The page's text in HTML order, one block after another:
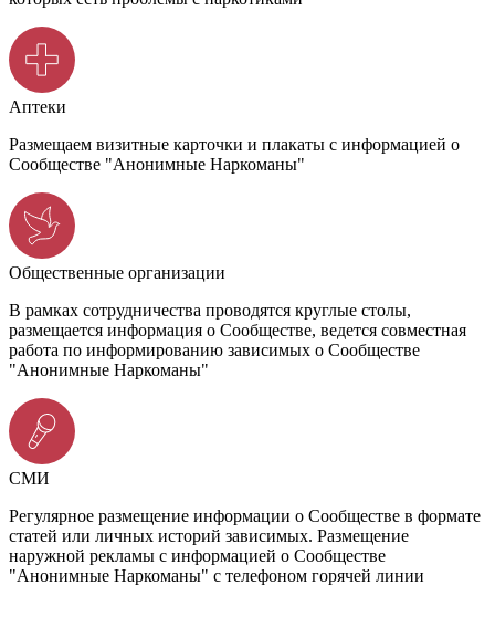
Аптеки
Размещаем визитные карточки и плакаты с информацией о
Сообществе "Анонимные Наркоманы"
Общественные организации
В рамках сотрудничества проводятся круглые столы,
размещается информация о Сообществе, ведется совместная
работа по информированию зависимых о Сообществе
"Анонимные Наркоманы"
СМИ
Регулярное размещение информации о Сообществе в формате
статей или личных историй зависимых. Размещение
наружной рекламы с информацией о Сообществе
"Анонимные Наркоманы" с телефоном горячей линии